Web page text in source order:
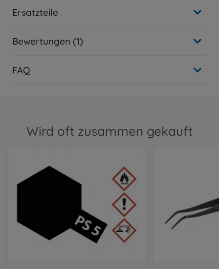
Ersatzteile
Bewertungen (1)
FAQ
Wird oft zusammen gekauft